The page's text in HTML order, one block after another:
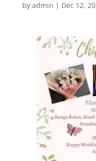
by admin | Dec 12,